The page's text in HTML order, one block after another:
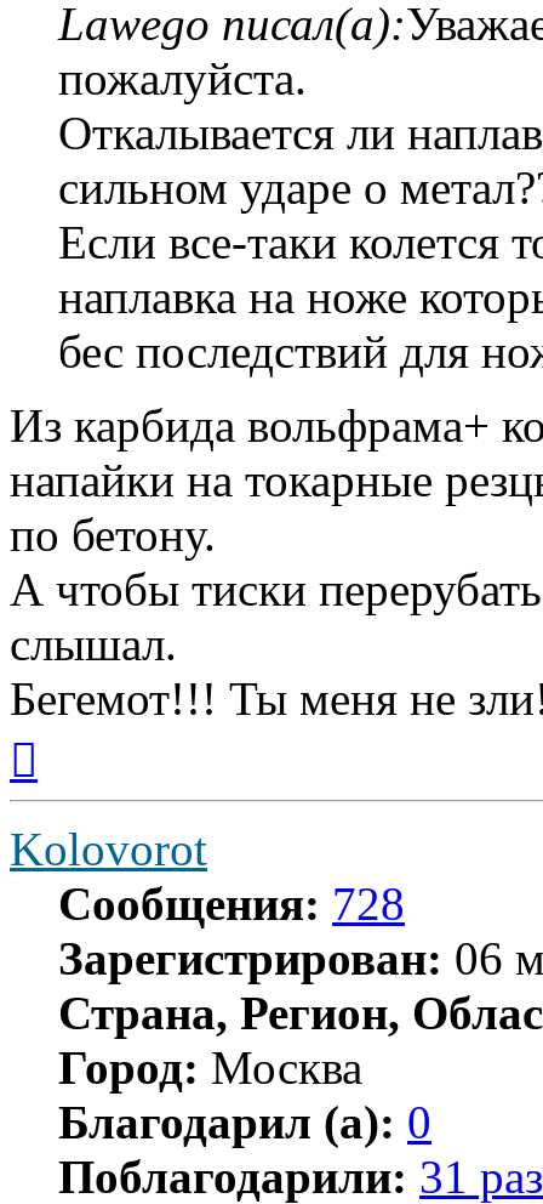
Lawego писал(а):
пожалуйста.
Откалывается ли
сильном ударе о
Если все-таки колется
наплавка на ноже
бес последствий для
Из карбида вольфрама+
напайки на токарные
по бетону.
А чтобы тиски
слышал.
Бегемот!!! Ты меня не
началу
Kolovorot
Сообщения: 728
Зарегистрирован: 06
Страна, Регион,
Город: Москва
Благодарил (а): 0
Поблагодарили: 31 раз